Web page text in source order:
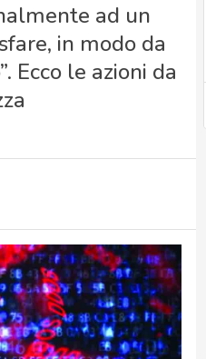
ad un
in modo da
Ecco le azioni da